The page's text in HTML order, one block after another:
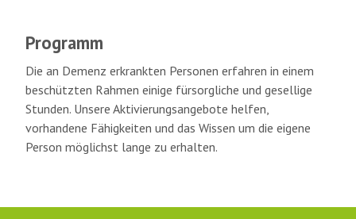
Programm
Die an Demenz erkrankten Personen erfahren in einem
beschützten Rahmen einige fürsorgliche und gesellige
Stunden. Unsere Aktivierungsangebote helfen,
vorhandene Fähigkeiten und das Wissen um die eigene
Person möglichst lange zu erhalten.